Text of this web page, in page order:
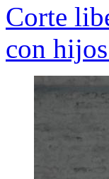
Corte
con